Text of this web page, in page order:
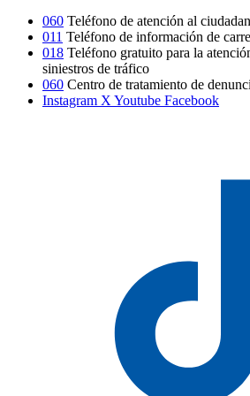
060 Teléfono de atención al
011 Teléfono de información de
018 Teléfono gratuito para la
siniestros de tráfico
060 Centro de tratamiento de
Instagram XYoutube Facebook